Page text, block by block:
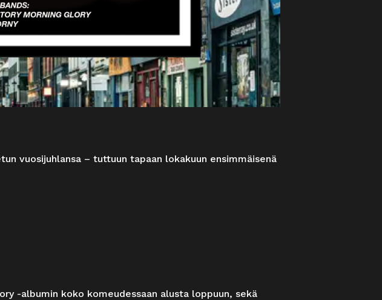
vuosijuhlansa – tuttuun tapaan lokakuun ensimmäisenä
-albumin koko komeudessaan alusta loppuun, sekä